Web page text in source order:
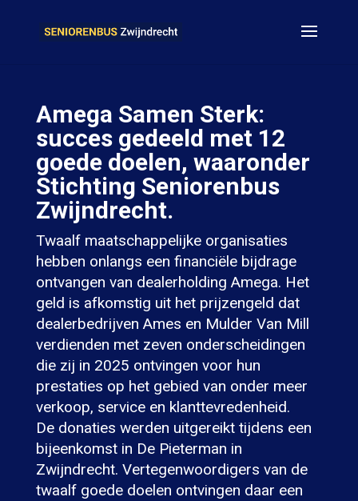
Amega Samen Sterk:
succes gedeeld met 12
goede doelen, waaronder
Stichting Seniorenbus
Zwijndrecht.
Twaalf maatschappelijke organisaties
hebben onlangs een financiële bijdrage
ontvangen van dealerholding Amega. Het
geld is afkomstig uit het prijzengeld dat
dealerbedrijven Ames en Mulder Van Mill
verdienden met zeven onderscheidingen
die zij in 2025 ontvingen voor hun
prestaties op het gebied van onder meer
verkoop, service en klanttevredenheid.
De donaties werden uitgereikt tijdens een
bijeenkomst in De Pieterman in
Zwijndrecht. Vertegenwoordigers van de
twaalf goede doelen ontvingen daar een